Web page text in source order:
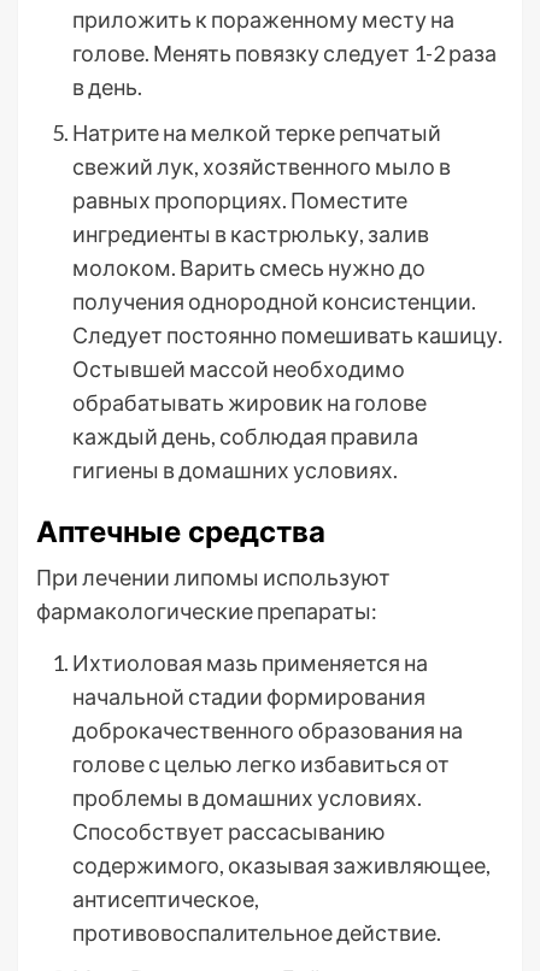
приложить к пораженному месту на
голове. Менять повязку следует 1-2 раза
в день.
Натрите на мелкой терке репчатый
свежий лук, хозяйственного мыло в
равных пропорциях. Поместите
ингредиенты в кастрюльку, залив
молоком. Варить смесь нужно до
получения однородной консистенции.
Следует постоянно помешивать кашицу.
Остывшей массой необходимо
обрабатывать жировик на голове
каждый день, соблюдая правила
гигиены в домашних условиях.
Аптечные средства
При лечении липомы используют
фармакологические препараты:
Ихтиоловая мазь применяется на
начальной стадии формирования
доброкачественного образования на
голове с целью легко избавиться от
проблемы в домашних условиях.
Способствует рассасыванию
содержимого, оказывая заживляющее,
антисептическое,
противовоспалительное действие.